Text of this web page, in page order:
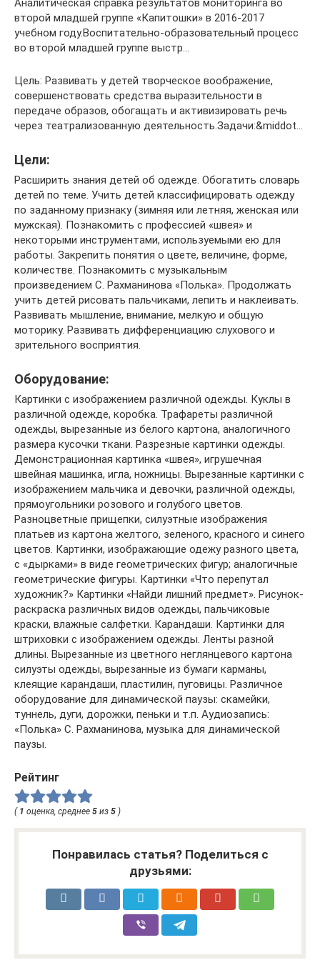
Аналитическая справка результатов мониторинга во
второй младшей группе «Капитошки» в 2016-2017
учебном году.Воспитательно-образовательный процесс
во второй младшей группе выстр…
Цель: Развивать у детей творческое воображение,
совершенствовать средства выразительности в
передаче образов, обогащать и активизировать речь
через театрализованную деятельность.Задачи:&middot…
Цели:
Расширить знания детей об одежде. Обогатить словарь
детей по теме. Учить детей классифицировать одежду
по заданному признаку (зимняя или летняя, женская или
мужская). Познакомить с профессией «швея» и
некоторыми инструментами, используемыми ею для
работы. Закрепить понятия о цвете, величине, форме,
количестве. Познакомить с музыкальным
произведением С. Рахманинова «Полька». Продолжать
учить детей рисовать пальчиками, лепить и наклеивать.
Развивать мышление, внимание, мелкую и общую
моторику. Развивать дифференциацию слухового и
зрительного восприятия.
Оборудование:
Картинки с изображением различной одежды. Куклы в
различной одежде, коробка. Трафареты различной
одежды, вырезанные из белого картона, аналогичного
размера кусочки ткани. Разрезные картинки одежды.
Демонстрационная картинка «швея», игрушечная
швейная машинка, игла, ножницы. Вырезанные картинки с
изображением мальчика и девочки, различной одежды,
прямоугольники розового и голубого цветов.
Разноцветные прищепки, силуэтные изображения
платьев из картона желтого, зеленого, красного и синего
цветов. Картинки, изображающие одежу разного цвета,
с «дырками» в виде геометрических фигур; аналогичные
геометрические фигуры. Картинки «Что перепутал
художник?» Картинки «Найди лишний предмет». Рисунок-
раскраска различных видов одежды, пальчиковые
краски, влажные салфетки. Карандаши. Картинки для
штриховки с изображением одежды. Ленты разной
длины. Вырезанные из цветного неглянцевого картона
силуэты одежды, вырезанные из бумаги карманы,
клеящие карандаши, пластилин, пуговицы. Различное
оборудование для динамической паузы: скамейки,
туннель, дуги, дорожки, пеньки и т.п. Аудиозапись:
«Полька» С. Рахманинова, музыка для динамической
паузы.
Рейтинг
( 1 оценка, среднее 5 из 5 )
Понравилась статья? Поделиться с
друзьями: